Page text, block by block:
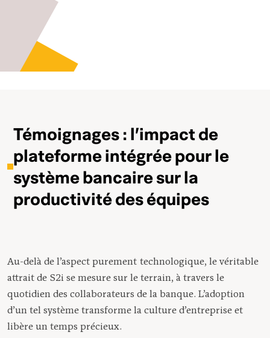
Témoignages : l’impact de
plateforme intégrée pour le
système bancaire sur la
productivité des équipes
Au-delà de l’aspect purement technologique, le véritable
attrait de S2i se mesure sur le terrain, à travers le
quotidien des collaborateurs de la banque. L’adoption
d’un tel système transforme la culture d’entreprise et
libère un temps précieux.